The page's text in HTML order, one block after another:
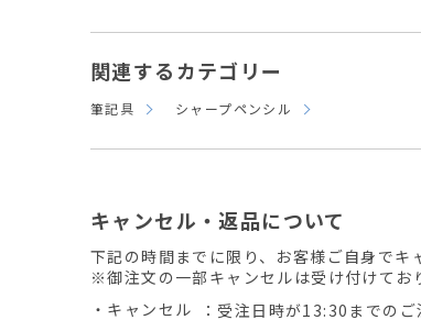
関連するカテゴリー
筆記具 シャープペンシル
キャンセル・返品について
下記の時間までに限り、お客様ご自身でキ
※御注文の一部キャンセルは受け付けてお
・キャンセル
：受注日時が13:30までの